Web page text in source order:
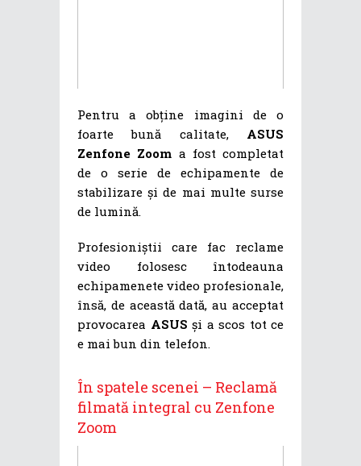
Pentru a obține imagini de o
foarte bună calitate, ASUS
Zenfone Zoom a fost completat
de o serie de echipamente de
stabilizare și de mai multe surse
de lumină.
Profesioniștii care fac reclame
video folosesc întodeauna
echipamenete video profesionale,
însă, de această dată, au acceptat
provocarea ASUS și a scos tot ce
e mai bun din telefon.
În spatele scenei – Reclamă
filmată integral cu Zenfone
Zoom